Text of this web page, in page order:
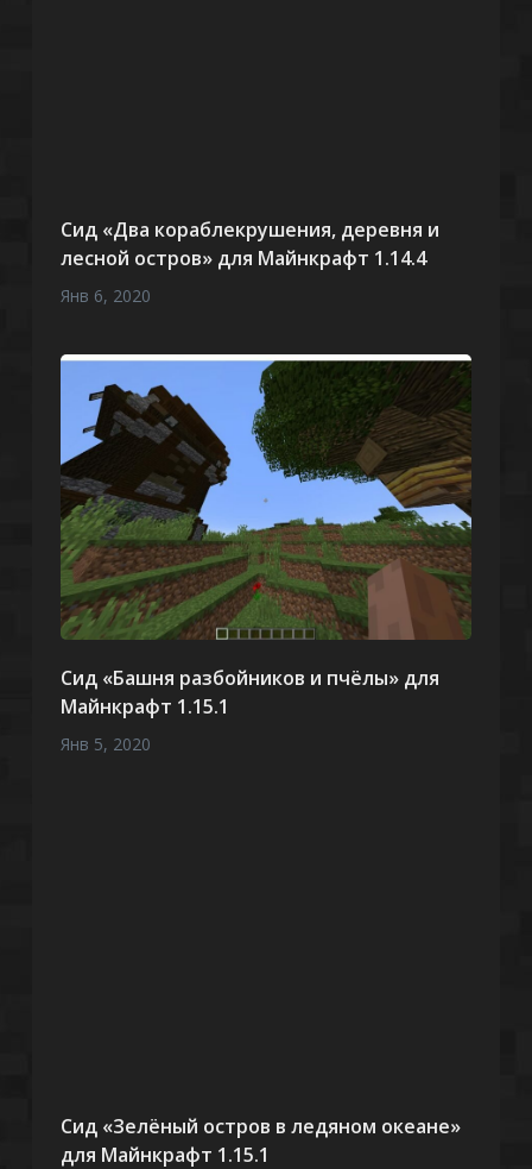
Сид «Два кораблекрушения, деревня и
лесной остров» для Майнкрафт 1.14.4
Янв 6, 2020
Сид «Башня разбойников и пчёлы» для
Майнкрафт 1.15.1
Янв 5, 2020
Сид «Зелёный остров в ледяном океане»
для Майнкрафт 1.15.1